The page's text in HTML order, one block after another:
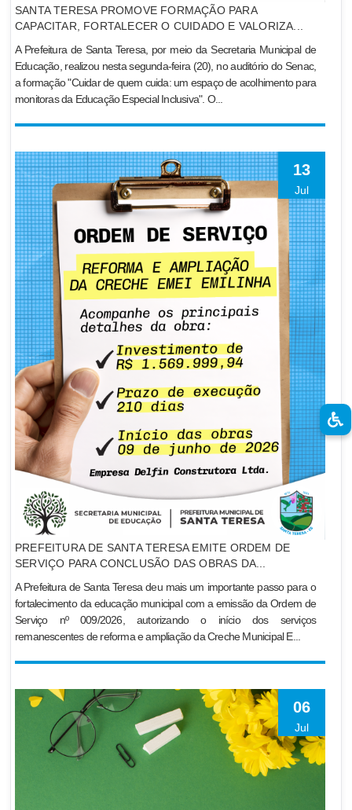
SANTA TERESA PROMOVE FORMAÇÃO PARA
CAPACITAR, FORTALECER O CUIDADO E VALORIZA...
A Prefeitura de Santa Teresa, por meio da Secretaria Municipal de
Educação, realizou nesta segunda-feira (20), no auditório do Senac,
a formação "Cuidar de quem cuida: um espaço de acolhimento para
monitoras da Educação Especial Inclusiva". O...
13
Jul
PREFEITURA DE SANTA TERESA EMITE ORDEM DE
SERVIÇO PARA CONCLUSÃO DAS OBRAS DA...
A Prefeitura de Santa Teresa deu mais um importante passo para o
fortalecimento da educação municipal com a emissão da Ordem de
Serviço nº 009/2026, autorizando o início dos serviços
remanescentes de reforma e ampliação da Creche Municipal E...
06
Jul